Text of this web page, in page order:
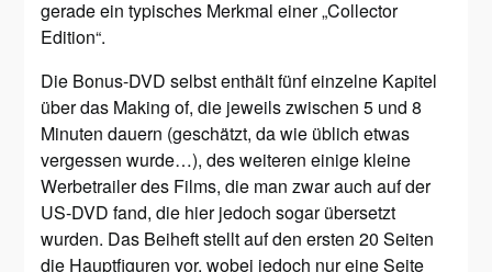
gerade ein typisches Merkmal einer „Collector
Edition“.
Die Bonus-DVD selbst enthält fünf einzelne Kapitel
über das Making of, die jeweils zwischen 5 und 8
Minuten dauern (geschätzt, da wie üblich etwas
vergessen wurde…), des weiteren einige kleine
Werbetrailer des Films, die man zwar auch auf der
US-DVD fand, die hier jedoch sogar übersetzt
wurden. Das Beiheft stellt auf den ersten 20 Seiten
die Hauptfiguren vor, wobei jedoch nur eine Seite